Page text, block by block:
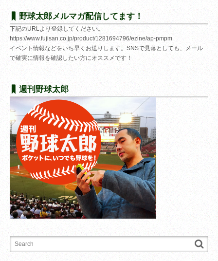
野球太郎メルマガ配信してます！
下記のURLより登録してください。
https://www.fujisan.co.jp/product/1281694796/ezine/ap-pmpm
イベント情報などをいち早くお送りします。SNSで見落としても、メール
で確実に情報を確認したい方にオススメです！
週刊野球太郎